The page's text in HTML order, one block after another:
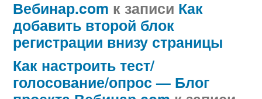
Вебинар.com к записи Как
добавить второй блок
регистрации внизу страницы
Как настроить тест/
голосование/опрос — Блог